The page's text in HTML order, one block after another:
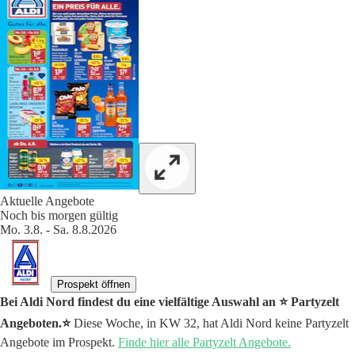
Aktuelle Angebote
Noch bis morgen gültig
Mo. 3.8. - Sa. 8.8.2026
Prospekt öffnen
Bei Aldi Nord findest du eine vielfältige Auswahl an ⭐️ Partyzelt
Angeboten.⭐️Diese Woche, in KW 32, hat Aldi Nord keine Partyzelt
Angebote im Prospekt. Finde hier alle Partyzelt Angebote.